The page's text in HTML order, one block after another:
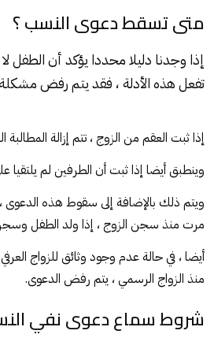
متى تسقط دعوى النسب ؟
إذا وجدنا دليلا محددا يؤكد أن الطفل لا
تفعل هذه الأدلة ، فقد يتم رفض
إذا ثبت العقم من الزوج ، تتم إزالة
وينطبق أيضا إذا ثبت أن الطرفين لم يلتقيا
مرت منذ سجن الزوج ، إذا ولد الطفل
منذ الزواج الرسمي ، يتم رفض الدعوى.
شروط سماع دعوى نفي